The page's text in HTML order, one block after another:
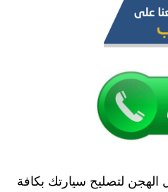
لتصليح سيارتك بكافة